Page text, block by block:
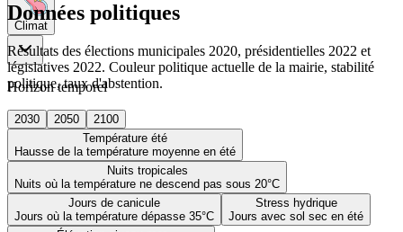
Climat
Horizon temporel
2030 2050
2100
Température été
Hausse de la température moyenne en été
Nuits tropicales
Nuits où la température ne descend pas sous 20°C
Jours de canicule
Jours où la température dépasse 35°C
Stress hydrique
Jours avec sol sec en été
Données politiques
Résultats des élections municipales 2020, présidentielles 2022 et
législatives 2022. Couleur politique actuelle de la mairie, stabilité
politique, taux d'abstention.